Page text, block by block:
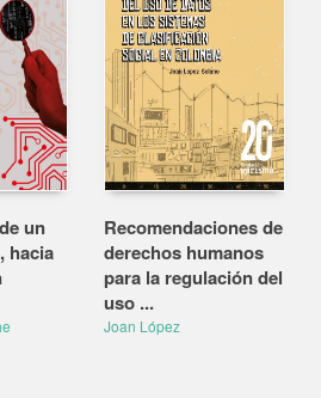
un
hacia
Recomendaciones de
derechos humanos
para la regulación del
uso ...
Joan López